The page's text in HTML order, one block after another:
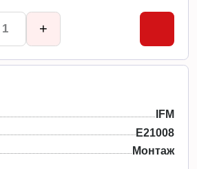
+
IFM
E21008
Монтаж